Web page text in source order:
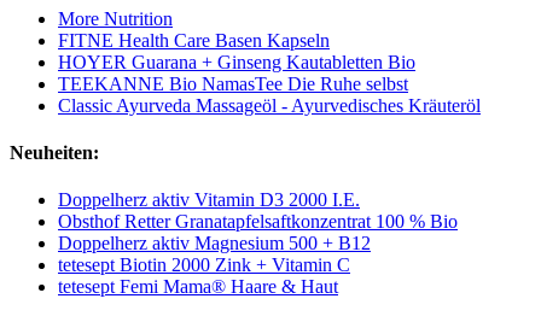
More Nutrition
FITNE Health Care Basen Kapseln
HOYER Guarana + Ginseng Kautabletten Bio
TEEKANNE Bio NamasTee Die Ruhe selbst
Classic Ayurveda Massageöl - Ayurvedisches Kräuteröl
Neuheiten:
Doppelherz aktiv Vitamin D3 2000 I.E.
Obsthof Retter Granatapfelsaftkonzentrat 100 % Bio
Doppelherz aktiv Magnesium 500 + B12
tetesept Biotin 2000 Zink + Vitamin C
tetesept Femi Mama® Haare & Haut